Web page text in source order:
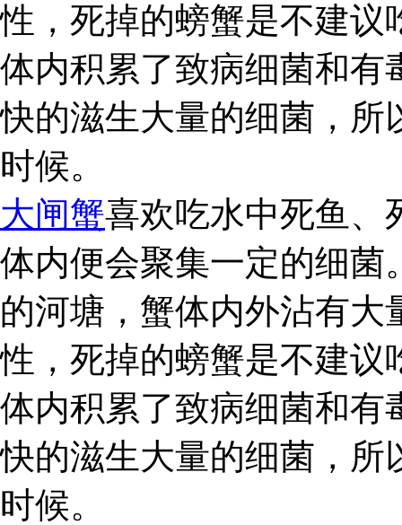
性，死掉的螃蟹是不建议
体内积累了致病细菌和有
快的滋生大量的细菌，所
时候。
大闸蟹喜欢吃水中死鱼、
体内便会聚集一定的细菌
的河塘，蟹体内外沾有
性，死掉的螃蟹是不建议
体内积累了致病细菌和有
快的滋生大量的细菌，所
时候。